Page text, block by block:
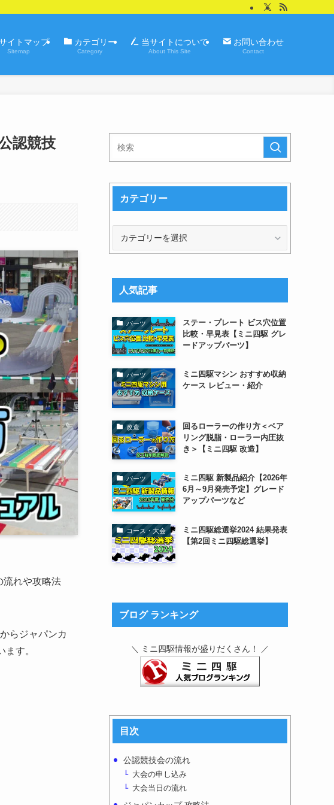
イトマップ
Sitemap
カテゴリー
Category
当サイトについて
About This Site
お問い合わせ
Contact
認競技
流れや攻略法
らジャパンカ
す。
カテゴリー
人気記事
パーツ
ステー・プレート ビス穴位置
比較・早見表【ミニ四駆 グレ
ードアップパーツ】
パーツ
ミニ四駆マシン おすすめ収納
ケース レビュー・紹介
改造
回るローラーの作り方＜ベア
リング脱脂・ローラー内圧抜
き＞【ミニ四駆 改造】
パーツ
ミニ四駆 新製品紹介【2026年
6月～9月発売予定】グレード
アップパーツなど
コース・大会
ミニ四駆総選挙2024 結果発表
【第2回ミニ四駆総選挙】
ブログ ランキング
＼ ミニ四駆情報が盛りだくさん！ ／
目次
公認競技会の流れ
大会の申し込み
大会当日の流れ